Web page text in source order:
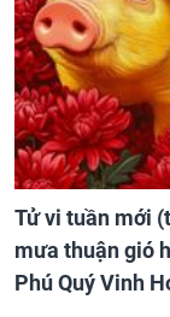
Tử vi tuần mới
mưa thuận gió
Phú Quý Vinh